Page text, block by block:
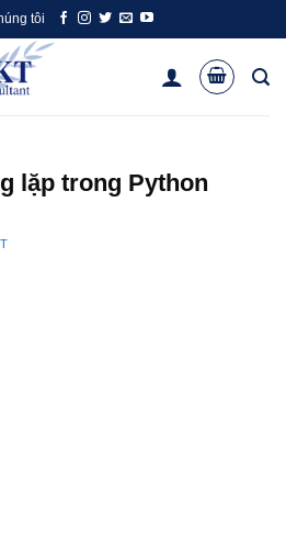
tôi
lặp trong Python